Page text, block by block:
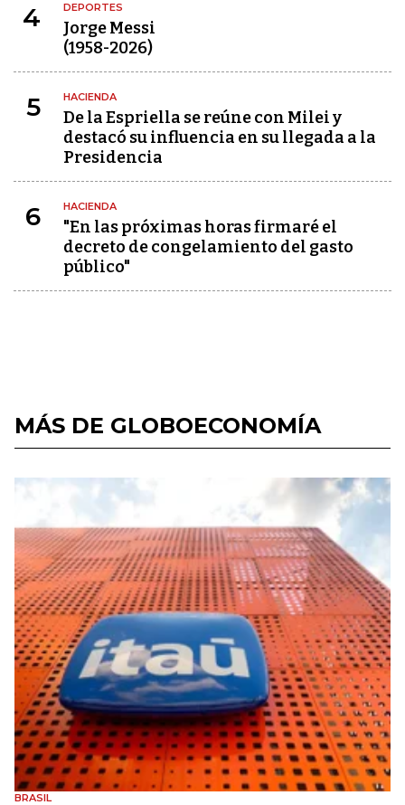
4 DEPORTES
Jorge Messi
(1958-2026)
5 HACIENDA
De la Espriella se reúne con Milei y
destacó su influencia en su llegada a la
Presidencia
6 HACIENDA
"En las próximas horas firmaré el
decreto de congelamiento del gasto
público"
MÁS DE GLOBOECONOMÍA
BRASIL